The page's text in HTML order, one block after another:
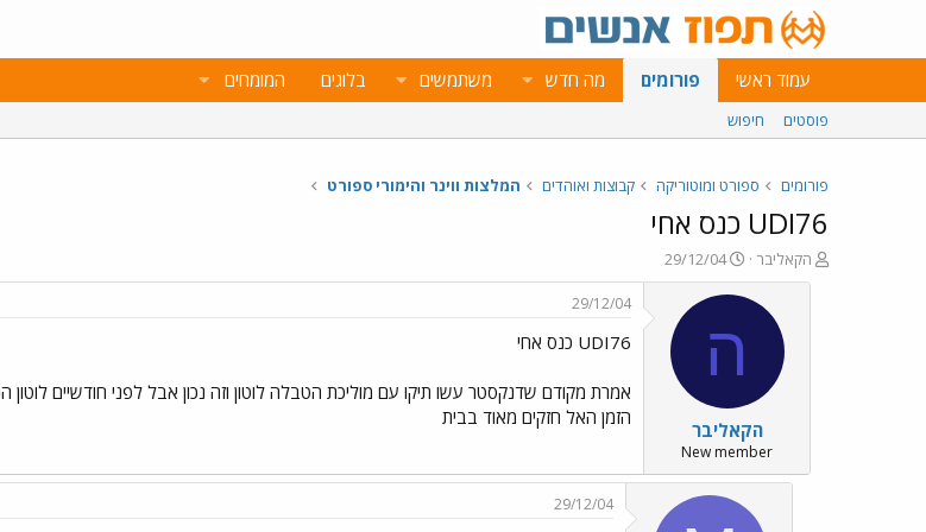
עמוד ראשי פורומים מה חדש משתמשים בלוגים המומחים
פוסטים חיפוש
פורומים ספורט ומוטוריקה קבוצות ואוהדים המלצות ווינר והימורי ספורט
UDI76 כנס אחי
פ
ו
הקאליבר
פ
ו
ר
ם
א
ר
י
ך
29/12/04
ה
הקאליבר
New member
29/12/04
UDI76 כנס אחי
הזמן האל חזקים מאוד בבית
29/12/04